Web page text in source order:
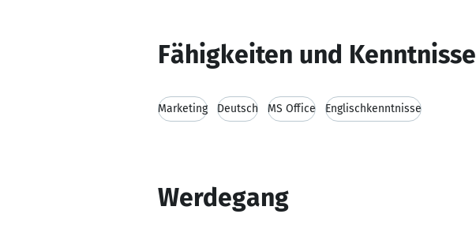
Fähigkeiten und Kenntnisse
Marketing Deutsch MS Office Englischkenntnisse
Werdegang